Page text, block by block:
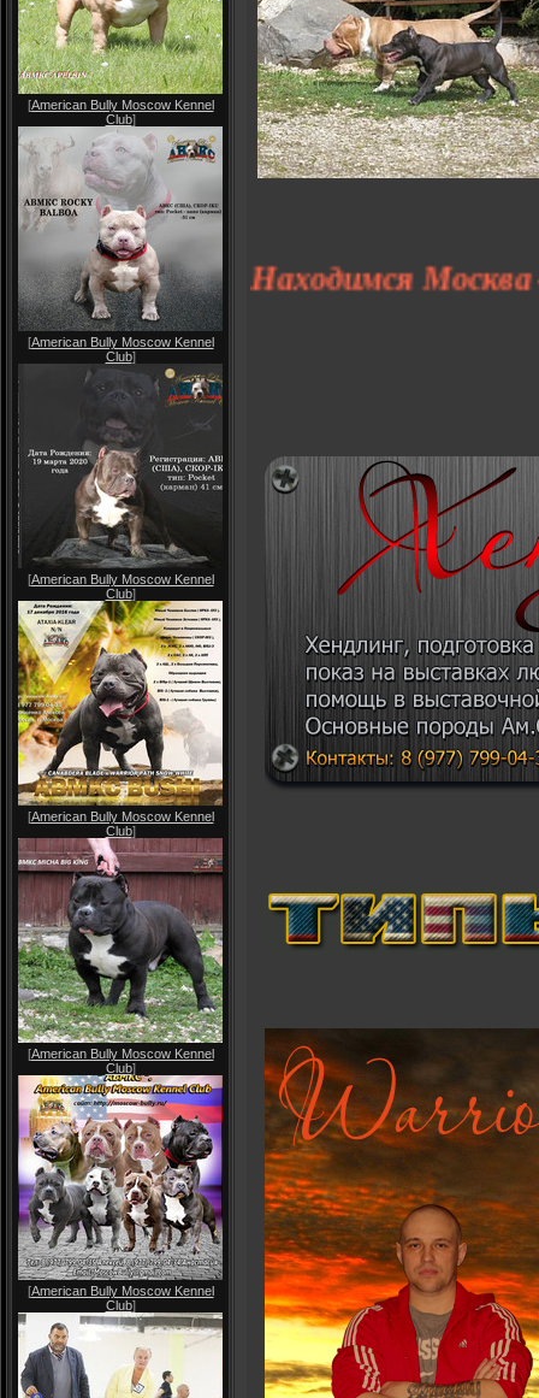
[American Bully Moscow Kennel
Club]
[American Bully Moscow Kennel
Club]
[American Bully Moscow Kennel
Club]
[American Bully Moscow Kennel
Club]
[American Bully Moscow Kennel
Club]
[American Bully Moscow Kennel
Club]
Находимся